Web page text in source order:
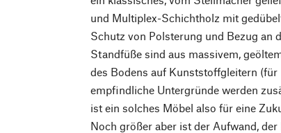
und Multiplex-Schichtholz mit
Schutz von Polsterung und Bezug an
Standfüße sind aus massivem,
des Bodens auf Kunststoffgleitern (für
empfindliche Untergründe werden
ist ein solches Möbel also für eine
Noch größer aber ist der Aufwand,